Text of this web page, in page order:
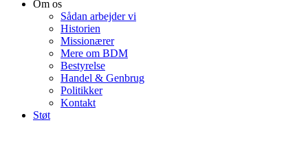
Om os
Sådan arbejder vi
Historien
Missionærer
Mere om BDM
Bestyrelse
Handel & Genbrug
Politikker
Kontakt
Støt